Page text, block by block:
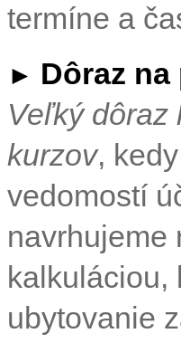
termíne a
► Dôraz
Veľký dôraz
kurzov,
vedomostí
navrhujeme
kalkuláciou,
ubytovanie